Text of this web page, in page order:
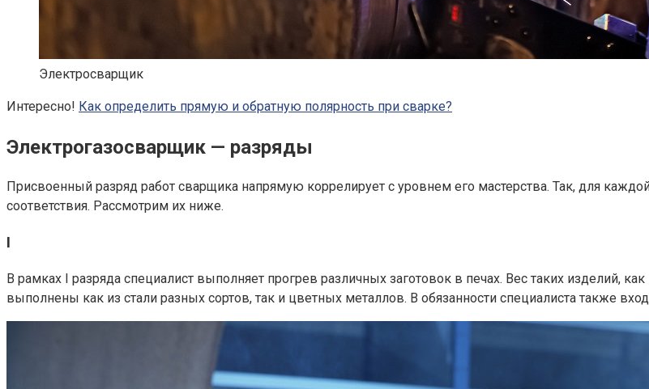
Электросварщик
Интересно! Как определить прямую и обратную полярность при сварке?
Электрогазосварщик — разряды
Присвоенный разряд работ сварщика напрямую коррелирует с уровнем его мастерства. Так, для
соответствия. Рассмотрим их ниже.
I
В рамках I разряда специалист выполняет прогрев различных заготовок в печах. Вес таких изделий,
выполнены как из стали разных сортов, так и цветных металлов. В обязанности специалиста также